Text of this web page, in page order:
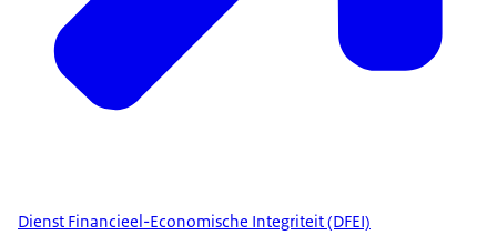
Dienst Financieel-Economische Integriteit (DFEI)